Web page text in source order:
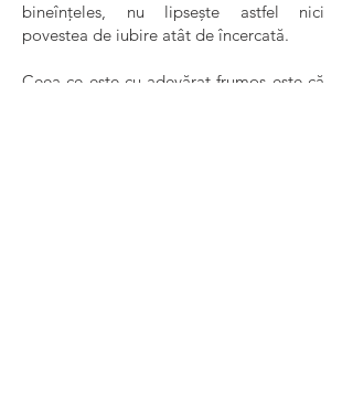
bineînțeles, nu lipsește astfel nici
povestea de iubire atât de încercată.
Ceea ce este cu adevărat frumos este că